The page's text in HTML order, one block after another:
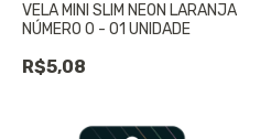
VELA MINI SLIM NEON LARANJA
NÚMERO 0 - 01 UNIDADE
R$5,08